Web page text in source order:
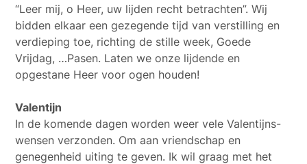
“Leer mij, o Heer, uw lijden recht betrachten”. Wij
bidden elkaar een gezegende tijd van verstilling en
verdieping toe, richting de stille week, Goede
Vrijdag, …Pasen. Laten we onze lijdende en
opgestane Heer voor ogen houden!
Valentijn
In de komende dagen worden weer vele Valentijns-
wensen verzonden. Om aan vriendschap en
genegenheid uiting te geven. Ik wil graag met het